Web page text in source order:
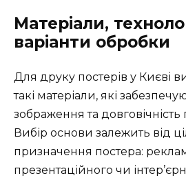
Матеріали,
варіанти обробки
Для друку постерів у Києві
такі матеріали, які
зображення та довговічність
Вибір основи залежить від
призначення постера:
презентаційного чи